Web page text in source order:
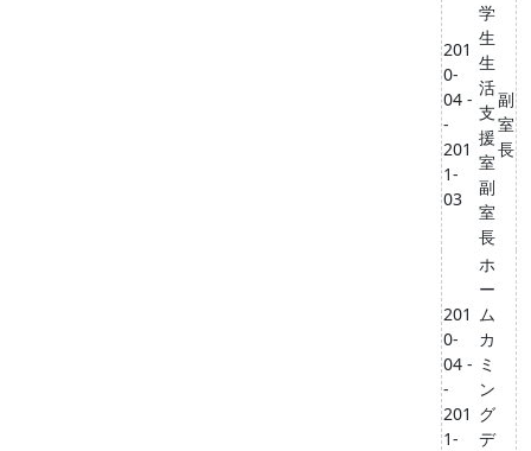
201
0-
04 -
-
201
1-
03
学
生
生
活
支
援
室
副
室
長
副
室
長
201
0-
04 -
-
201
1-
ホ
ー
ム
カ
ミ
ン
グ
デ